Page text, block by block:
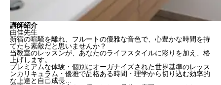
講師紹介
由佳先生
新宿の喧騒を離れ、フルートの優雅な音色で、心豊かな時間を持
てたら素敵だと思いませんか？
当教室のレッスンが、あなたのライフスタイルに彩りを加え、格
上げします。
プレミアムな体験・個別にオーガナイズされた世界基準のレッス
ンカリキュラム・優雅で品格ある時間・理学から切り込む効率的
な上達と自己成長…